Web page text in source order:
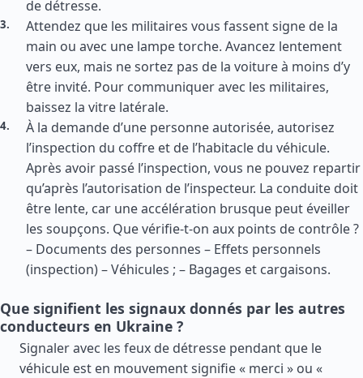
de détresse.
Attendez que les militaires vous fassent signe de la
main ou avec une lampe torche. Avancez lentement
vers eux, mais ne sortez pas de la voiture à moins d’y
être invité. Pour communiquer avec les militaires,
baissez la vitre latérale.
À la demande d’une personne autorisée, autorisez
l’inspection du coffre et de l’habitacle du véhicule.
Après avoir passé l’inspection, vous ne pouvez repartir
qu’après l’autorisation de l’inspecteur. La conduite doit
être lente, car une accélération brusque peut éveiller
les soupçons. Que vérifie-t-on aux points de contrôle ?
– Documents des personnes – Effets personnels
(inspection) – Véhicules ; – Bagages et cargaisons.
Que signifient les signaux donnés par les autres
conducteurs en Ukraine ?
Signaler avec les feux de détresse pendant que le
véhicule est en mouvement signifie « merci » ou «